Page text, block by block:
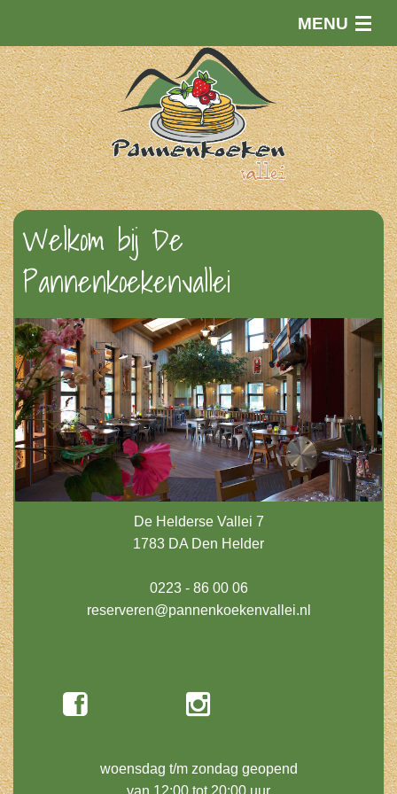
MENU
Welkom
Nieuws
Menukaart
Doen!
Contact en route
Welkom bij De
Pannenkoekenvallei
De Helderse Vallei 7
1783 DA Den Helder
0223 - 86 00 06
reserveren@pannenkoekenvallei.nl
woensdag t/m zondag geopend
van 12:00 tot 20:00 uur